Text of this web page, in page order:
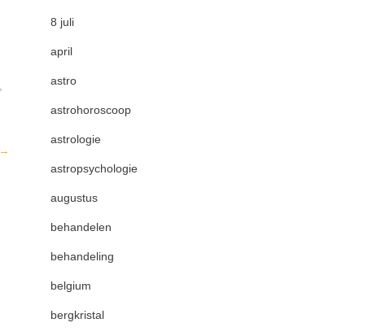
→
8 juli
april
astro
astrohoroscoop
astrologie
astropsychologie
augustus
behandelen
behandeling
belgium
bergkristal